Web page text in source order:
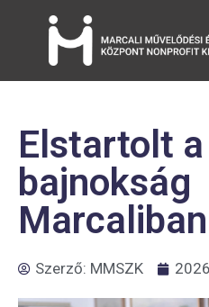
Elstartolt
bajnokság
Marcaliban
Szerző: MMSZK